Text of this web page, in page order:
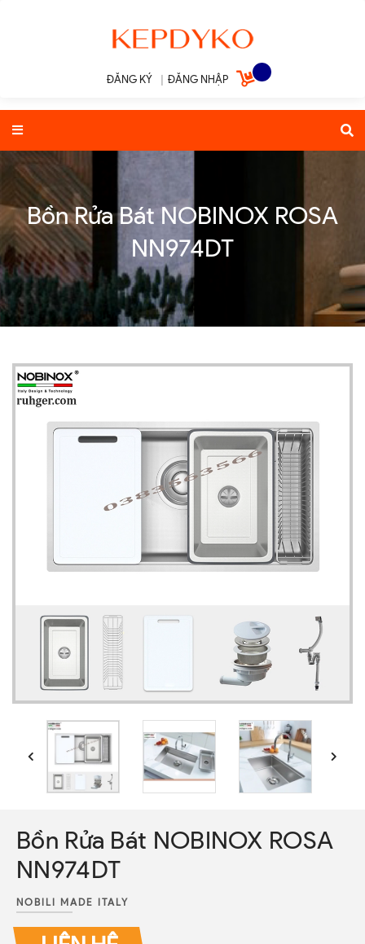
ĐĂNG KÝ ĐĂNG NHẬP
Bồn Rửa Bát NOBINOX ROSA
NN974DT
Bồn Rửa Bát NOBINOX ROSA
NN974DT
NOBILI MADE ITALY